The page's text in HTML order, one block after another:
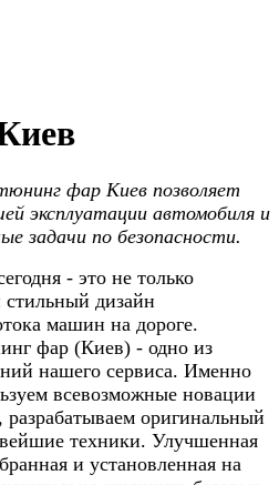
фар Киев позволяет
эксплуатации автомобиля и
задачи по безопасности.
- это не только
стильный дизайн
машин на дороге.
фар (Киев) - одно из
нашего сервиса. Именно
всевозможные новации
оригинальный
техники. Улучшенная
и установленная на